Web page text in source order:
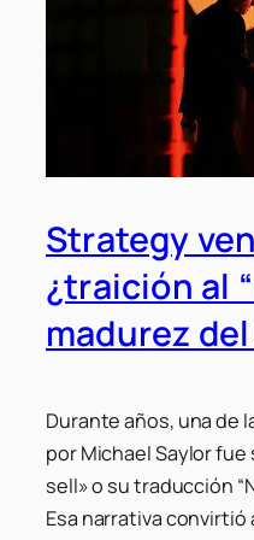
Strategy
¿traición al
madurez
Durante años, una de
por Michael Saylor
sell»o su traducción
Esa narrativa